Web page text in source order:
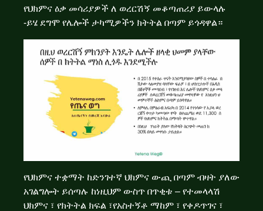
የህክምና ዕቃ መሳሪያዎች ለ ወረርሽኝ መቆጣጠሪያ ይውላሉ
-ይሄ ደግሞ የሌሎች ታካሚዎችን ክትትል በጣም ይጎዳዋል።
የህክምና ተቋማት ከድንገተኛ ህክምና ውጪ በጣም ብዛት ያለው
አገልግሎት ይሰጣሉ ከነዚህም ውስጥ በጥቂቱ – የተመላላሽ
ህክምና ፣ የክትትል ክፍል ፣የአስተኝቶ ማከም ፣ የቀዶጥገና ፣